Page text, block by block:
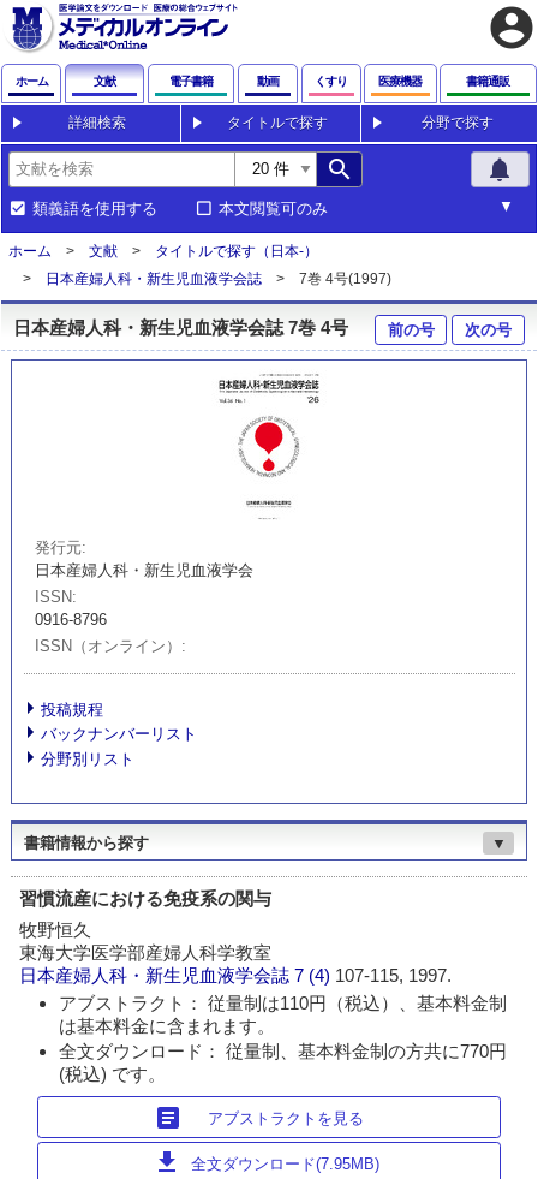
account_circle
ホーム 文献 電子書籍 動画 くすり 医療機器 書籍通販
詳細検索 タイトルで探す 分野で探す
search notifications
類義語を使用する 本文閲覧可のみ
ホーム 文献
タイトルで探す（日本-）
日本産婦人科・新生児血液学会誌
7巻 4号(1997)
日本産婦人科・新生児血液学会誌 7巻 4号 前の号 次の号
発行元
日本産婦人科・新生児血液学会
ISSN
0916-8796
ISSN（オンライン）
投稿規程
バックナンバーリスト
分野別リスト
書籍情報から探す ▼
習慣流産における免疫系の関与
牧野恒久
東海大学医学部産婦人科学教室
日本産婦人科・新生児血液学会誌 7 (4) 107-115, 1997.
アブストラクト： 従量制は110円（税込）、基本料金制
は基本料金に含まれます。
全文ダウンロード： 従量制、基本料金制の方共に770円
(税込) です。
article アブストラクトを見る
download 全文ダウンロード(7.95MB)